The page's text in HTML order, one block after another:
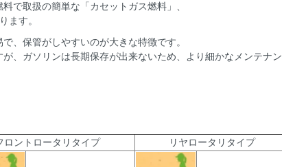
で取扱の簡単な「カセットガス燃料」、
ます。
、保管がしやすいのが大きな特徴です。
、ガソリンは長期保存が出来ないため、より細かなメンテナン
ロントロータリタイプ リヤロータリタイプ